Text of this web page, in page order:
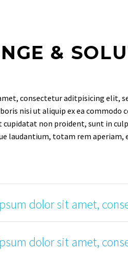
&
consectetur aditpisicing elit,
nisi ut aliquip ex ea commodo
cupidatat non proident, sunt in
laudantium, totam rem aperiam,
dolor sit amet,
dolor sit amet,